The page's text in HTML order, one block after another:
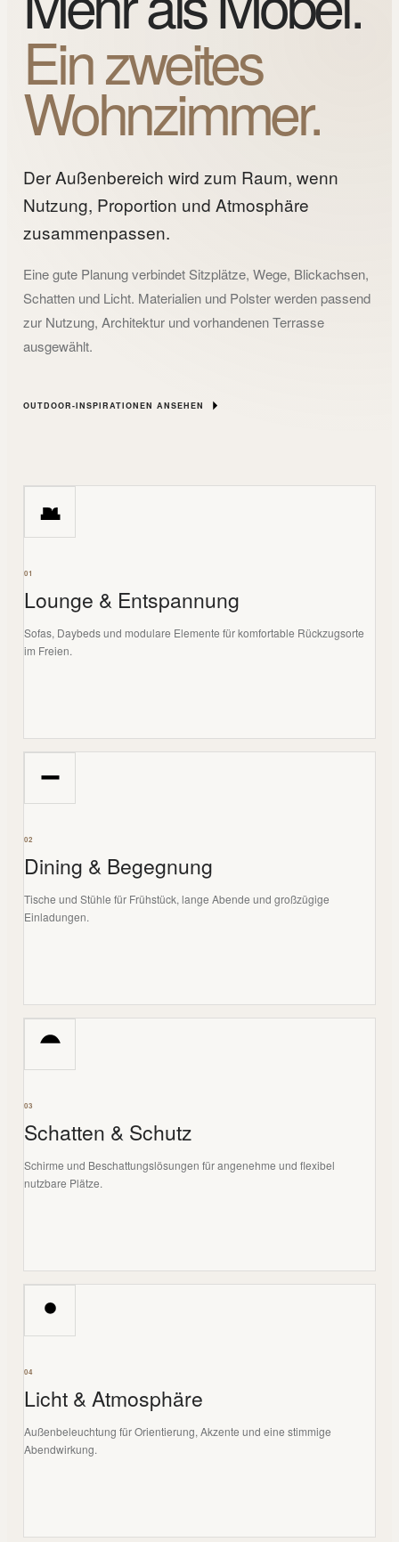
Ein zweites
Wohnzimmer.
Der Außenbereich wird zum Raum, wenn
Nutzung, Proportion und Atmosphäre
zusammenpassen.
Eine gute Planung verbindet Sitzplätze, Wege, Blickachsen,
Schatten und Licht. Materialien und Polster werden passend
zur Nutzung, Architektur und vorhandenen Terrasse
ausgewählt.
OUTDOOR-INSPIRATIONEN ANSEHEN
01
Lounge & Entspannung
Sofas, Daybeds und modulare Elemente für komfortable Rückzugsorte
im Freien.
02
Dining & Begegnung
Tische und Stühle für Frühstück, lange Abende und großzügige
Einladungen.
03
Schatten & Schutz
Schirme und Beschattungslösungen für angenehme und flexibel
nutzbare Plätze.
04
Licht & Atmosphäre
Außenbeleuchtung für Orientierung, Akzente und eine stimmige
Abendwirkung.